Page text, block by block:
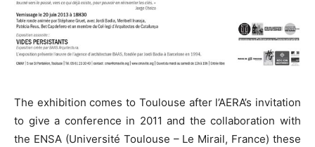
The exhibition comes to Toulouse after l’AERA’s invitation
to give a conference in 2011 and the collaboration with
the ENSA (Université Toulouse – Le Mirail, France) these